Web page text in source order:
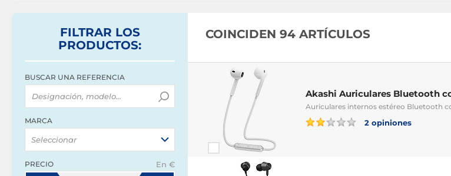
FILTRAR LOS
PRODUCTOS:
BUSCAR UNA REFERENCIA
MARCA
Seleccionar
PRECIO En €
COINCIDEN 94 ARTÍCULOS
Akashi Auriculares Bluetooth
Auriculares internos estéreo Bluetooth
2 opiniones